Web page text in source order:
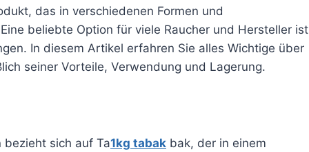
das in verschiedenen Formen und
beliebte Option für viele Raucher und Hersteller ist
In diesem Artikel erfahren Sie alles Wichtige über
seiner Vorteile, Verwendung und Lagerung.
bezieht sich auf Ta1kg tabak bak, der in einem